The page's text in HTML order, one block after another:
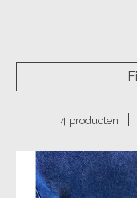
4 producten